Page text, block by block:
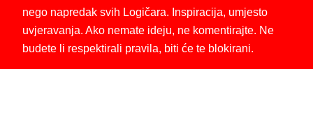
nego napredak svih Logičara. Inspiracija, umjesto
uvjeravanja. Ako nemate ideju, ne komentirajte. Ne
budete li respektirali pravila, biti će te blokirani.